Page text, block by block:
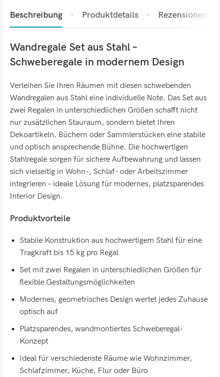
Beschreibung Produktdetails Rezensionen (0)
Wandregale Set aus Stahl –
Schweberegale in modernem Design
Verleihen Sie Ihren Räumen mit diesen schwebenden
Wandregalen aus Stahl eine individuelle Note. Das Set aus
zwei Regalen in unterschiedlichen Größen schafft nicht
nur zusätzlichen Stauraum, sondern bietet Ihren
Dekoartikeln, Büchern oder Sammlerstücken eine stabile
und optisch ansprechende Bühne. Die hochwertigen
Stahlregale sorgen für sichere Aufbewahrung und lassen
sich vielseitig in Wohn-, Schlaf- oder Arbeitszimmer
integrieren – ideale Lösung für modernes, platzsparendes
Interior Design.
Produktvorteile
Stabile Konstruktion aus hochwertigem Stahl für eine
Tragkraft bis 15 kg pro Regal
Set mit zwei Regalen in unterschiedlichen Größen für
flexible Gestaltungsmöglichkeiten
Modernes, geometrisches Design wertet jedes Zuhause
optisch auf
Platzsparendes, wandmontiertes Schweberegal-
Konzept
Ideal für verschiedenste Räume wie Wohnzimmer,
Schlafzimmer, Küche, Flur oder Büro